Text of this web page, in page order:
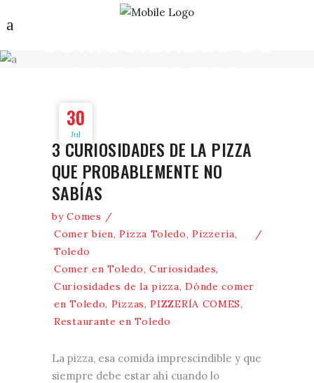
30
Jul
3 CURIOSIDADES DE LA PIZZA
QUE PROBABLEMENTE NO
SABÍAS
byComes
Comer bien,Pizza Toledo,Pizzería,
Toledo
Comer en Toledo, Curiosidades,
Curiosidades de la pizza,Dónde comer
en Toledo, Pizzas,PIZZERÍA COMES,
Restaurante en Toledo
La pizza, esa comida imprescindible y que
siempre debe estar ahí cuando lo